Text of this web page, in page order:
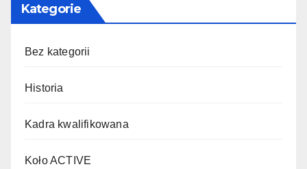
Kategorie
Bez kategorii
Historia
Kadra kwalifikowana
Koło ACTIVE